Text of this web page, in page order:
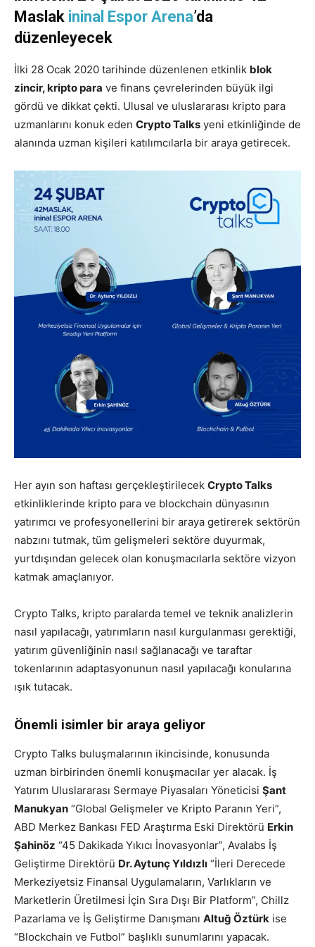
Maslak ininal Espor Arena’da
düzenleyecek
İlki 28 Ocak 2020 tarihinde düzenlenen etkinlik blok
zincir, kripto para ve finans çevrelerinden büyük ilgi
gördü ve dikkat çekti. Ulusal ve uluslararası kripto para
uzmanlarını konuk eden Crypto Talks yeni etkinliğinde de
alanında uzman kişileri katılımcılarla bir araya getirecek.
Her ayın son haftası gerçekleştirilecek Crypto Talks
etkinliklerinde kripto para ve blockchain dünyasının
yatırımcı ve profesyonellerini bir araya getirerek sektörün
nabzını tutmak, tüm gelişmeleri sektöre duyurmak,
yurtdışından gelecek olan konuşmacılarla sektöre vizyon
katmak amaçlanıyor.
Crypto Talks, kripto paralarda temel ve teknik analizlerin
nasıl yapılacağı, yatırımların nasıl kurgulanması gerektiği,
yatırım güvenliğinin nasıl sağlanacağı ve taraftar
tokenlarının adaptasyonunun nasıl yapılacağı konularına
ışık tutacak.
Önemli isimler bir araya geliyor
Crypto Talks buluşmalarının ikincisinde, konusunda
uzman birbirinden önemli konuşmacılar yer alacak. İş
Yatırım Uluslararası Sermaye Piyasaları Yöneticisi Şant
Manukyan “Global Gelişmeler ve Kripto Paranın Yeri”,
ABD Merkez Bankası FED Araştırma Eski Direktörü Erkin
Şahinöz “45 Dakikada Yıkıcı İnovasyonlar”, Avalabs İş
Geliştirme Direktörü Dr. Aytunç Yıldızlı “İleri Derecede
Merkeziyetsiz Finansal Uygulamaların, Varlıkların ve
Marketlerin Üretilmesi İçin Sıra Dışı Bir Platform”, Chillz
Pazarlama ve İş Geliştirme Danışmanı Altuğ Öztürk ise
“Blockchain ve Futbol” başlıklı sunumlarını yapacak.